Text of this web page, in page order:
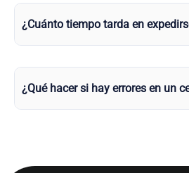
¿Cuánto tiempo tarda en
¿Qué hacer si hay errores en un